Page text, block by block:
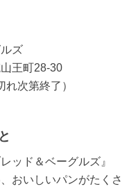
ズ
王町28-30
次第終了）
ッド＆ベーグルズ』
おいしいパンがたくさ